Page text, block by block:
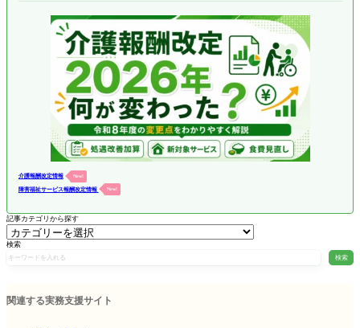
介護報酬改定情報 New!
障害福祉サービス報酬改定情報 New!
記事カテゴリから探す
検索
検索
関連する実務支援サイト